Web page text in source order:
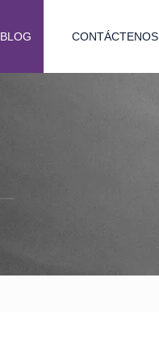
BLOG CONTÁCTENOS